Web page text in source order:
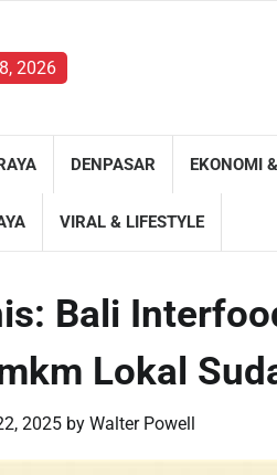
2026
DENPASAR EKONOMI
VIRAL & LIFESTYLE
Bali
Lokal
2025 by Walter Powell